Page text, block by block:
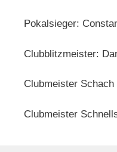
Pokalsieger:
Clubblitzmeister:
Clubmeister
Clubmeister